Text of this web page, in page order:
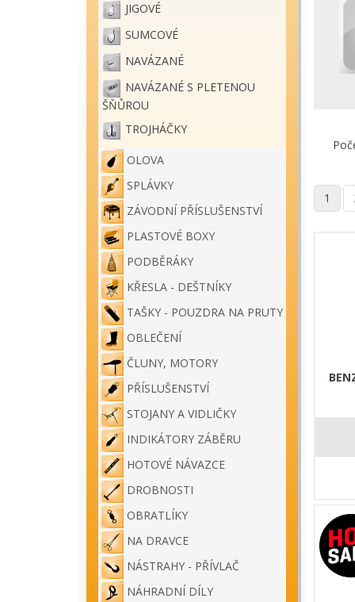
JIGOVÉ
SUMCOVÉ
NAVÁZANÉ
NAVÁZANÉ S PLETENOU
ŠŇŮROU
TROJHÁČKY
OLOVA
SPLÁVKY
ZÁVODNÍ PŘÍSLUŠENSTVÍ
PLASTOVÉ BOXY
PODBĚRÁKY
KŘESLA - DEŠTNÍKY
TAŠKY - POUZDRA NA PRUTY
OBLEČENÍ
ČLUNY, MOTORY
PŘÍSLUŠENSTVÍ
STOJANY A VIDLIČKY
INDIKÁTORY ZÁBĚRU
HOTOVÉ NÁVAZCE
DROBNOSTI
OBRATLÍKY
NA DRAVCE
NÁSTRAHY - PŘÍVLAČ
NÁHRADNÍ DÍLY
1